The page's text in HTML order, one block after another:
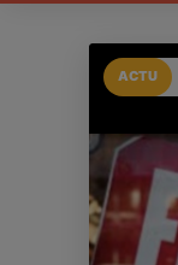
ACTU